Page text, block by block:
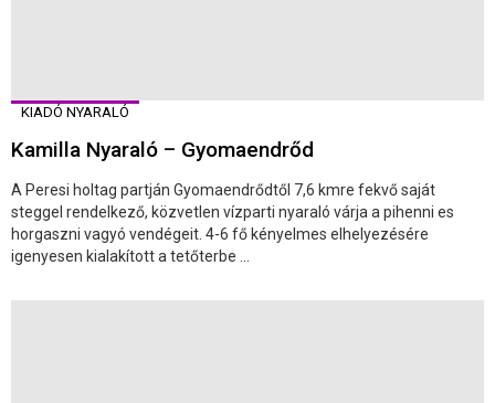
KIADÓ NYARALÓ
Kamilla Nyaraló – Gyomaendrőd
A Peresi holtag partján Gyomaendrődtől 7,6 kmre fekvő saját
steggel rendelkező, közvetlen vízparti nyaraló várja a pihenni es
horgaszni vagyó vendégeit. 4-6 fő kényelmes elhelyezésére
igenyesen kialakított a tetőterbe ...